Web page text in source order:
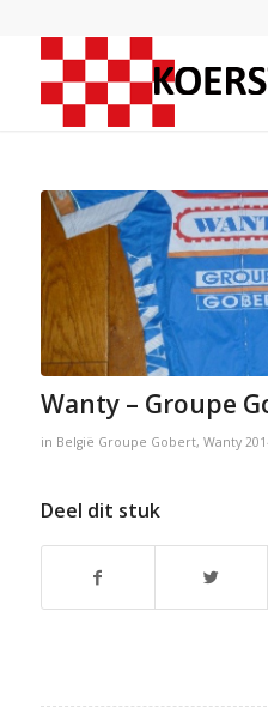
Wanty – Groupe
in België Groupe Gobert, Wanty
Deel dit stuk